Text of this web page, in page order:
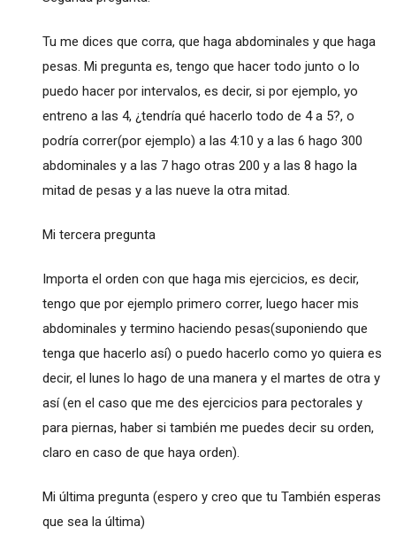
Tu me dices que corra, que haga abdominales y que haga
pesas. Mi pregunta es, tengo que hacer todo junto o lo
puedo hacer por intervalos, es decir, si por ejemplo, yo
entreno a las 4, ¿tendría qué hacerlo todo de 4 a 5?, o
podría correr(por ejemplo) a las 4:10 y a las 6 hago 300
abdominales y a las 7 hago otras 200 y a las 8 hago la
mitad de pesas y a las nueve la otra mitad.
Mi tercera pregunta
Importa el orden con que haga mis ejercicios, es decir,
tengo que por ejemplo primero correr, luego hacer mis
abdominales y termino haciendo pesas(suponiendo que
tenga que hacerlo así) o puedo hacerlo como yo quiera es
decir, el lunes lo hago de una manera y el martes de otra y
así (en el caso que me des ejercicios para pectorales y
para piernas, haber si también me puedes decir su orden,
claro en caso de que haya orden).
Mi última pregunta (espero y creo que tu También esperas
que sea la última)